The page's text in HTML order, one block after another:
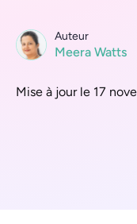
Auteur
Meera Watts
Mise à jour le 17